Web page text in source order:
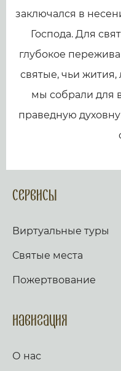
заключался в
Господа. Для
глубокое
святые, чьи
мы собрали для
праведную
Сервисы
Виртуальные туры
Святые места
Пожертвование
Навигация
О нас